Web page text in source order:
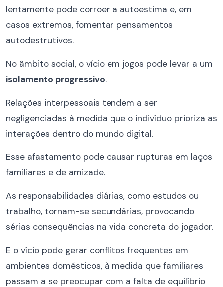
lentamente pode corroer a autoestima e, em
casos extremos, fomentar pensamentos
autodestrutivos.
No âmbito social, o vício em jogos pode levar a um
isolamento progressivo.
Relações interpessoais tendem a ser
negligenciadas à medida que o indivíduo prioriza as
interações dentro do mundo digital.
Esse afastamento pode causar rupturas em laços
familiares e de amizade.
As responsabilidades diárias, como estudos ou
trabalho, tornam-se secundárias, provocando
sérias consequências na vida concreta do jogador.
E o vício pode gerar conflitos frequentes em
ambientes domésticos, à medida que familiares
passam a se preocupar com a falta de equilíbrio